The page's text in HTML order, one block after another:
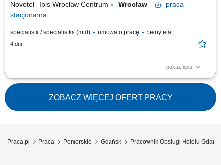
Novotel i Ibis Wrocław Centrum Wrocław
praca
stacjonarna
specjalista / specjalistka (mid) umowa o pracę pełny etat
4 dni
pokaż opis
Zakres obowiązków: Profesjonalna obsługa gości hotelowych podczas
zmiany nocnej. Meldowanie i wymeldowywanie gości oraz obsługa
rezerwacji. Wystawianie faktur i realizacja bieżących zadań
administracyjnych. Udzielanie informacji dotyczących hotelu oraz
lokalnych atrakcji. Oferowanie...
ZOBACZ WIĘCEJ OFERT PRACY
Praca.pl Praca Pomorskie Gdańsk Pracownik Obsługi Hotelu